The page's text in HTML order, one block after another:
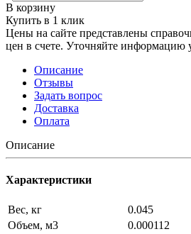
В корзину
Купить в 1 клик
Цены на сайте представлены
цен в счете. Уточняйте информацию
Описание
Отзывы
Задать вопрос
Доставка
Оплата
Описание
Характеристики
Вес, кг
0.045
Объем, м3
0.000112